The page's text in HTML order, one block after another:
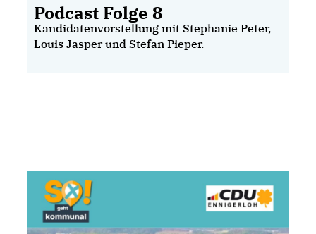
Podcast Folge 8
Kandidatenvorstellung mit Stephanie Peter,
Louis Jasper und Stefan Pieper.